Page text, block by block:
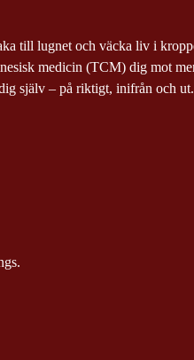
till lugnet och väcka liv i
medicin (TCM) dig mot
själv – på riktigt, inifrån och ut.